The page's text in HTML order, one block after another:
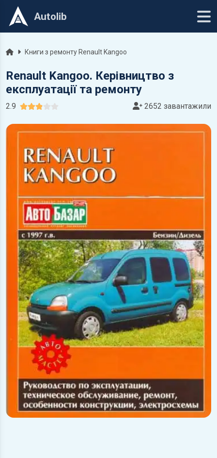
Autolib
ГоловнаКниги з ремонту Renault Kangoo
Renault Kangoo. Керівництво з
експлуатації та ремонту
2.9 2652 завантажили